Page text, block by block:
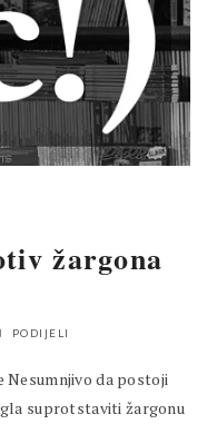
žargona
PODIJELI
da postoji
suprotstaviti žargonu